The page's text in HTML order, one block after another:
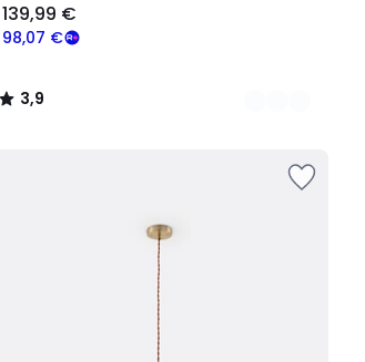
98,07 €
139,99 €
3,9
/